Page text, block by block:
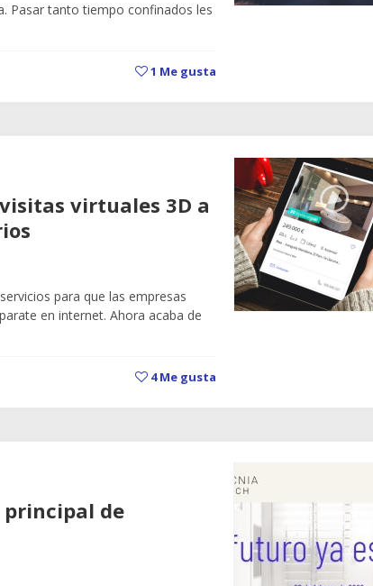
Pasar tanto tiempo confinados les
1 Me gusta
virtuales 3D a
para que las empresas
en internet. Ahora acaba de
4Me gusta
principal de